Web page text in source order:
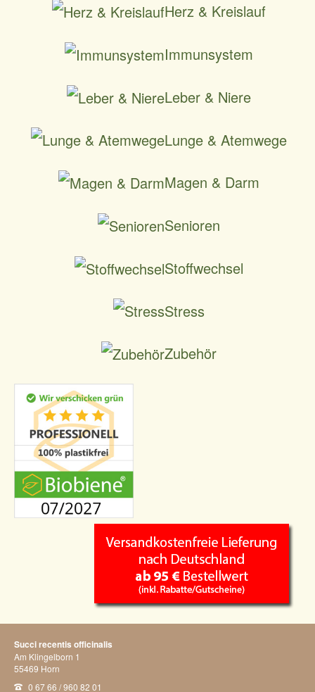
Herz & Kreislauf
Immunsystem
Leber & Niere
Lunge & Atemwege
Magen & Darm
Senioren
Stoffwechsel
Stress
Zubehör
Succi recentis officinalis
Am Klingelborn 1
55469 Horn
0 67 66 / 960 82 01